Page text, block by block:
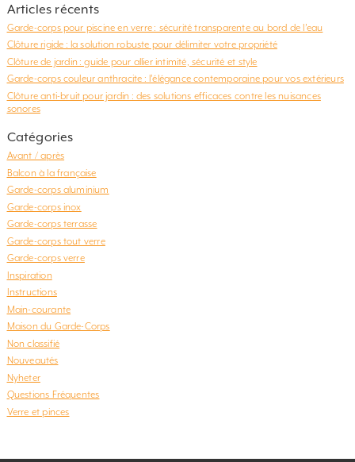
Articles récents
Garde-corps pour piscine en verre : sécurité transparente au bord de l’eau
Clôture rigide : la solution robuste pour délimiter votre propriété
Clôture de jardin : guide pour allier intimité, sécurité et style
Garde-corps couleur anthracite : l’élégance contemporaine pour vos extérieurs
Clôture anti-bruit pour jardin : des solutions efficaces contre les nuisances
sonores
Catégories
Avant / après
Balcon à la française
Garde-corps aluminium
Garde-corps inox
Garde-corps terrasse
Garde-corps tout verre
Garde-corps verre
Inspiration
Instructions
Main-courante
Maison du Garde-Corps
Non classifié
Nouveautés
Nyheter
Questions Fréquentes
Verre et pinces